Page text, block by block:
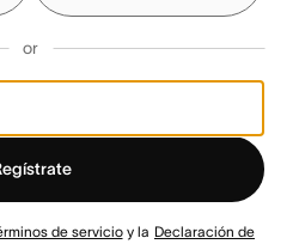
or
de servicioy la Declaración de